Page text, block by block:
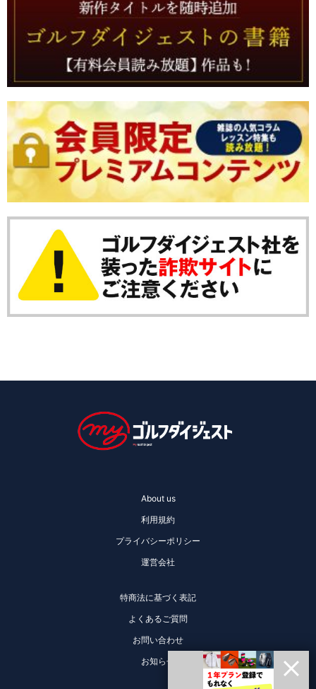
About us
利用規約
プライバシーポリシー
運営会社
特商法に基づく表記
よくあるご質問
お問い合わせ
お知らせ